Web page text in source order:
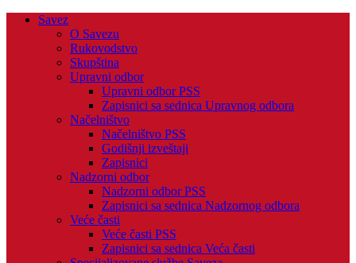
Savez
O Savezu
Rukovodstvo
Skupština
Upravni odbor
Upravni odbor PSS
Zapisnici sa sednica Upravnog odbora
Načelništvo
Načelništvo PSS
Godišnji izveštaji
Zapisnici
Nadzorni odbor
Nadzorni odbor PSS
Zapisnici sa sednica Nadzornog odbora
Veće časti
Veće časti PSS
Zapisnici sa sednica Veća časti